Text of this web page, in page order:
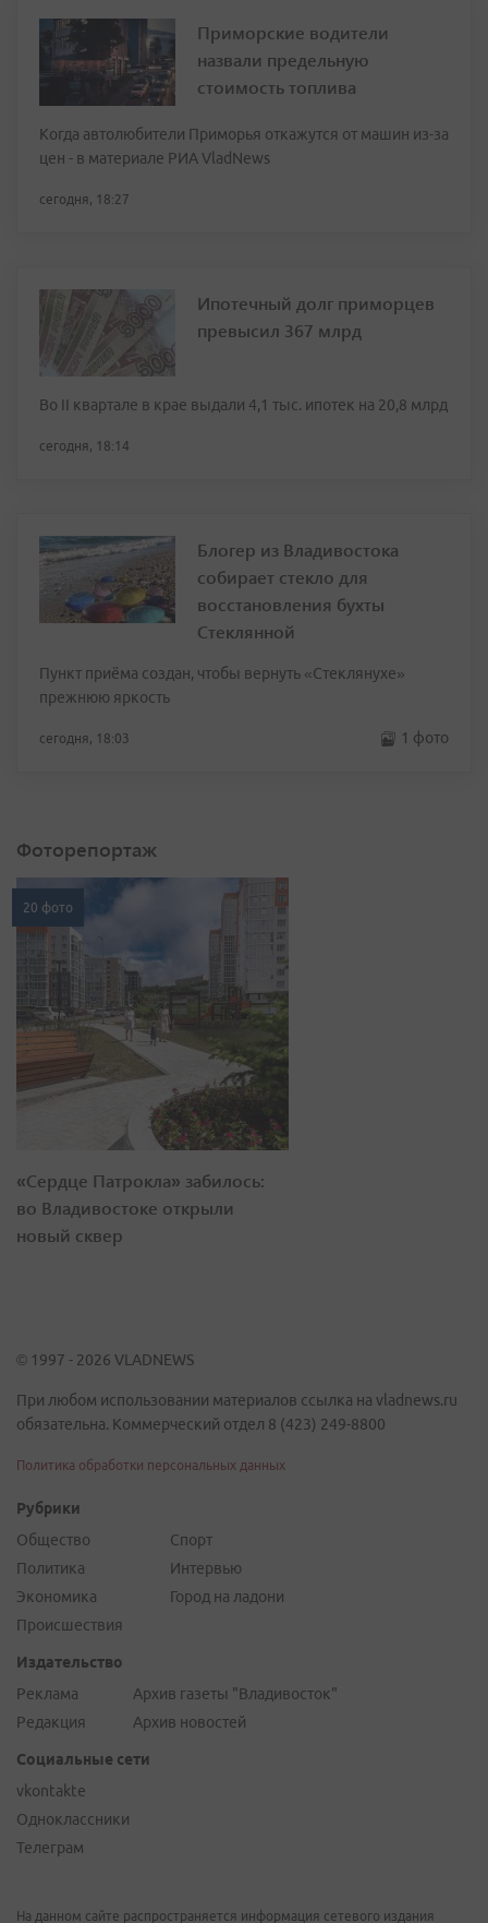
Приморские водители
назвали предельную
стоимость топлива
Когда автолюбители Приморья откажутся от машин из-за
цен - в материале РИА VladNews
сегодня, 18:27
Ипотечный долг приморцев
превысил 367 млрд
Во II квартале в крае выдали 4,1 тыс. ипотек на 20,8 млрд
сегодня, 18:14
Блогер из Владивостока
собирает стекло для
восстановления бухты
Стеклянной
Пункт приёма создан, чтобы вернуть «Стеклянухе»
прежнюю яркость
сегодня, 18:03 1 фото
Фоторепортаж
20 фото
«Сердце Патрокла» забилось:
во Владивостоке открыли
новый сквер
© 1997 - 2026 VLADNEWS
При любом использовании материалов ссылка на vladnews.ru
обязательна. Коммерческий отдел 8 (423) 249-8800
Политика обработки персональных данных
Рубрики
Общество
Политика
Экономика
Происшествия
Спорт
Интервью
Город на ладони
Издательство
Реклама
Редакция
Архив газеты "Владивосток"
Архив новостей
Социальные сети
vkontakte
Одноклассники
Телеграм
На данном сайте распространяется информация сетевого издания